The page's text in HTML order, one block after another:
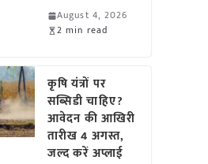
August 4, 2026
2 min read
कृषि यंत्रों पर
सब्सिडी चाहिए?
आवेदन की आखिरी
तारीख 4 अगस्त,
जल्द करें अप्लाई